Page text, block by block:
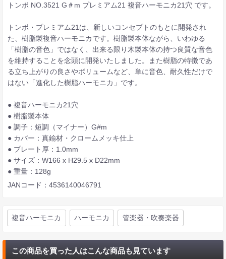
トンボ NO.3521 G＃m プレミアム21 複音ハーモニカ21穴 です。
トンボ・プレミアム21は、新しいコンセプトのもとに開発され
た、樹脂製複音ハーモニカです。樹脂製本体ながら、いわゆる
「樹脂の音色」ではなく、出来る限り木製本体の持つ良質な音色
を維持することを念頭に開発いたしました。また樹脂の特徴であ
る立ち上がりの良さやボリュームなど、単に音色、耐久性だけで
はない「進化した樹脂ハーモニカ」です。
● 複音ハーモニカ21穴
● 樹脂製本体
● 調子：短調（マイナー）G#m
● カバー：真鍮材・クロームメッキ仕上
● プレート厚：1.0mm
● サイズ：W166 x H29.5 x D22mm
● 重量：128g
JANコード：4536140046791
複音ハーモニカ ハーモニカ 管楽器・吹奏楽器
この商品を買った人はこんな商品も見ています